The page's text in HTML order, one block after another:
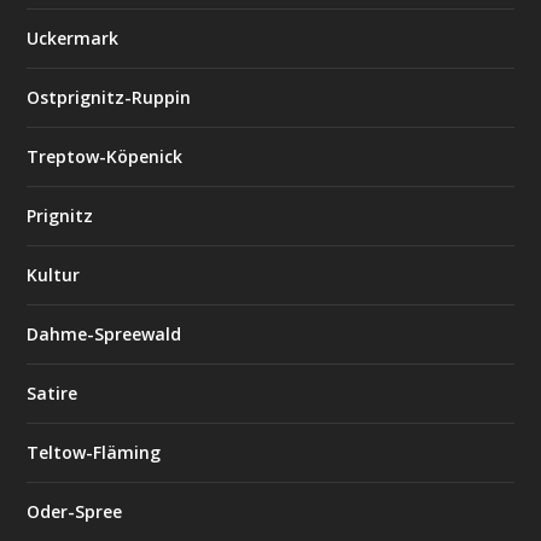
Uckermark
Ostprignitz-Ruppin
Treptow-Köpenick
Prignitz
Kultur
Dahme-Spreewald
Satire
Teltow-Fläming
Oder-Spree